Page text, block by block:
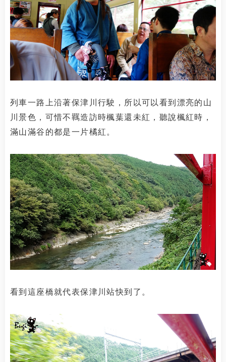
列車一路上沿著保津川行駛，所以可以看到漂亮的山
川景色，可惜不羈造訪時楓葉還未紅，聽說楓紅時，
滿山滿谷的都是一片橘紅。
看到這座橋就代表保津川站快到了。